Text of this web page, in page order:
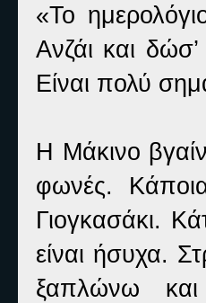
«Το
Ανζάι και
Είναι πολύ
Η Μάκινο
φωνές.
Γιογκασάκι.
είναι ήσυχα.
ξαπλώνω